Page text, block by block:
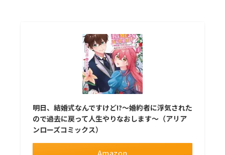
明日、結婚式なんですけど!?〜婚約者に浮気された
ので過去に戻って人生やりなおします〜（アリア
ンローズコミックス）
Amazon